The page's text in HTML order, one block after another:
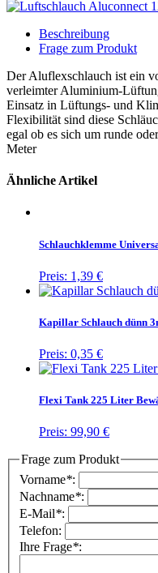
Beschreibung
Frage zum Produkt
Der Aluflexschlauch ist ein
verleimter Aluminium-
Einsatz in Lüftungs- und
Flexibilität sind diese
egal ob es sich um runde
Meter
Ähnliche Artikel
Schlauchklemme
Preis: 1,39 €
Kapillar Schlauch dünn
Preis: 0,35 €
Flexi Tank 225 Liter
Preis: 99,90 €
Frage zum Produkt
Vorname*:
Nachname*:
E-Mail*:
Telefon:
Ihre Frage*: